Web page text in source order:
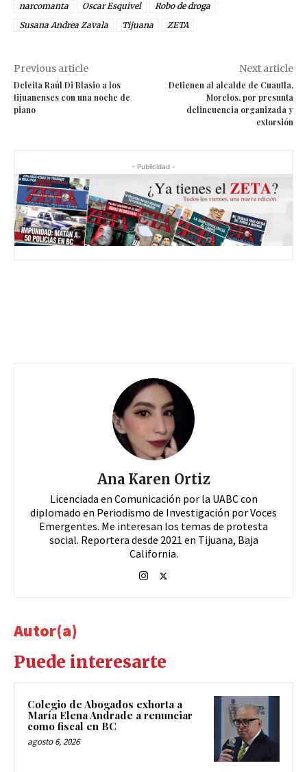
narcomanta
Oscar Esquivel
Robo de droga
Susana Andrea Zavala
Tijuana ZETA
Previous article
Deleita Raúl Di Blasio a los
tijuanenses con una noche de
piano
Next article
Detienen al alcalde de Cuautla,
Morelos, por presunta
delincuencia organizada y
extorsión
- Publicidad -
Ana Karen Ortiz
Licenciada en Comunicación por la UABC con
diplomado en Periodismo de Investigación por Voces
Emergentes. Me interesan los temas de protesta
social. Reportera desde 2021 en Tijuana, Baja
California.
Autor(a)
Puede interesarte
Colegio de Abogados exhorta a
María Elena Andrade a renunciar
como fiscal en BC
agosto 6, 2026